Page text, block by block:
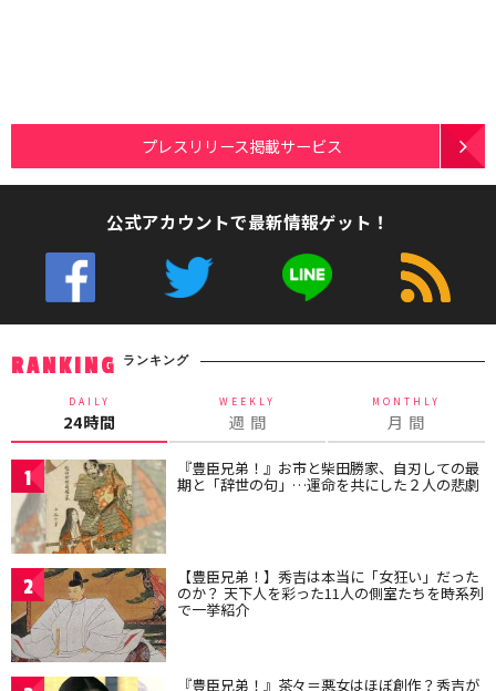
プレスリリース掲載サービス
公式アカウントで最新情報ゲット！
RANKING ランキング
DAILY
24時間
WEEKLY
週 間
MONTHLY
月 間
1 『豊臣兄弟！』お市と柴田勝家、自刃しての最
期と「辞世の句」…運命を共にした２人の悲劇
2 【豊臣兄弟！】秀吉は本当に「女狂い」だった
のか？ 天下人を彩った11人の側室たちを時系列
で一挙紹介
『豊臣兄弟！』茶々＝悪女はほぼ創作？秀吉が